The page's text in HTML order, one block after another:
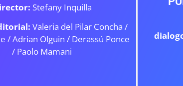
Stefany Inquilla
Valeria del Pilar Concha /
/Adrian Olguin / Derassú Ponce
/ Paolo Mamani